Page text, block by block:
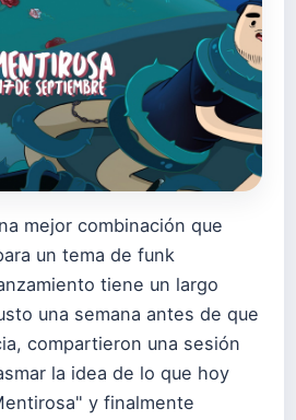
mejor combinación que
un tema de funk
tiene un largo
una semana antes de que
compartieron una sesión
la idea de lo que hoy
y finalmente